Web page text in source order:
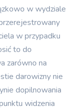
w wydziale
w przypadku
to do
zarówno na
darowizny nie
dopilnowania
widzenia